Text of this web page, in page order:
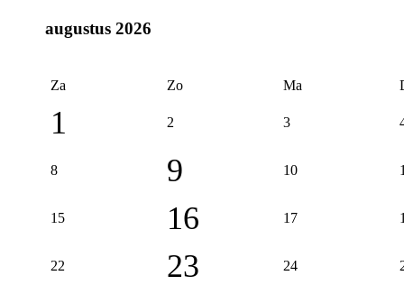
augustus 2026
Za Zo Ma
1 2 3
8 9 10
15 16 17
22 23 24